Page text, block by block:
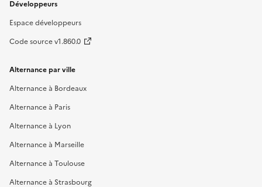
Développeurs
Espace développeurs
Code source v1.860.0
Alternance par ville
Alternance à Bordeaux
Alternance à Paris
Alternance à Lyon
Alternance à Marseille
Alternance à Toulouse
Alternance à Strasbourg